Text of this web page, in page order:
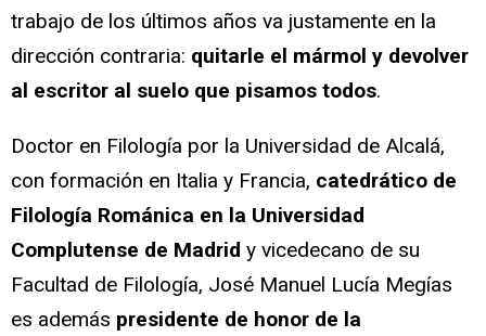
trabajo de los últimos años va justamente en la
dirección contraria: quitarle el mármol y devolver
al escritor al suelo que pisamos todos.
Doctor en Filología por la Universidad de Alcalá,
con formación en Italia y Francia, catedrático de
Filología Románica en la Universidad
Complutense de Madrid y vicedecano de su
Facultad de Filología, José Manuel Lucía Megías
es además presidente de honor de la